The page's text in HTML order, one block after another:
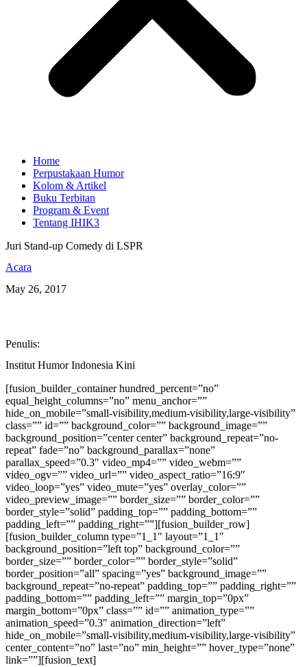
Home
Perpustakaan Humor
Kolom & Artikel
Buku Terbitan
Program & Event
Tentang IHIK3
Juri Stand-up Comedy di LSPR
Acara
May 26, 2017
Penulis:
Institut Humor Indonesia Kini
[fusion_builder_container hundred_percent=”no”
equal_height_columns=”no” menu_anchor=””
hide_on_mobile=”small-visibility,medium-visibility,large-visibility”
class=”” id=”” background_color=”” background_image=””
background_position=”center center” background_repeat=”no-
repeat” fade=”no” background_parallax=”none”
parallax_speed=”0.3″ video_mp4=”” video_webm=””
video_ogv=”” video_url=”” video_aspect_ratio=”16:9″
video_loop=”yes” video_mute=”yes” overlay_color=””
video_preview_image=”” border_size=”” border_color=””
border_style=”solid” padding_top=”” padding_bottom=””
padding_left=”” padding_right=””][fusion_builder_row]
[fusion_builder_column type=”1_1″ layout=”1_1″
background_position=”left top” background_color=””
border_size=”” border_color=”” border_style=”solid”
border_position=”all” spacing=”yes” background_image=””
background_repeat=”no-repeat” padding_top=”” padding_right=””
padding_bottom=”” padding_left=”” margin_top=”0px”
margin_bottom=”0px” class=”” id=”” animation_type=””
animation_speed=”0.3″ animation_direction=”left”
hide_on_mobile=”small-visibility,medium-visibility,large-visibility”
center_content=”no” last=”no” min_height=”” hover_type=”none”
link=””][fusion_text]